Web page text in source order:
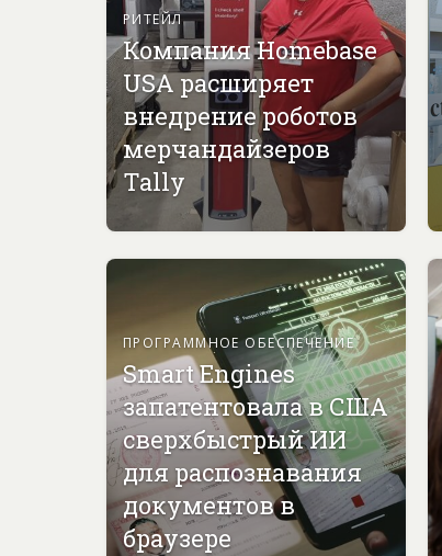
РИТЕЙЛ
Компания Homebase
USA расширяет
внедрение роботов
мерчандайзеров
Tally
ПРОГРАММНОЕ ОБЕСПЕЧЕНИЕ
Smart Engines
запатентовала в США
сверхбыстрый ИИ
для распознавания
документов в
браузере